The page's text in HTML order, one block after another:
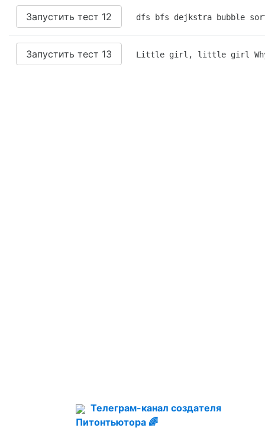
Запустить тест 12 dfs bfs dejkstra bubble
Запустить тест 13 Little girl, little girl Why
Телеграм-канал создателя
Питонтьютора 🌈